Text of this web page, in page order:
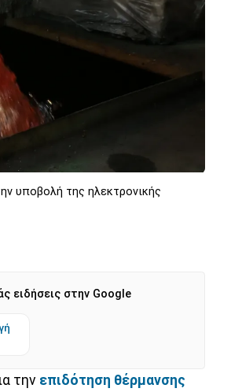
υποβολή της ηλεκτρονικής
ειδήσεις στην Google
την επιδότηση θέρμανσης